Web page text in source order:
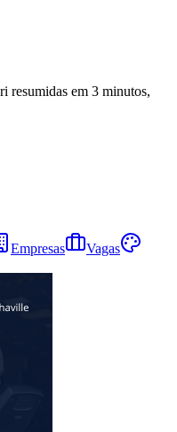
resumidas em 3 minutos,
Empresas
Vagas